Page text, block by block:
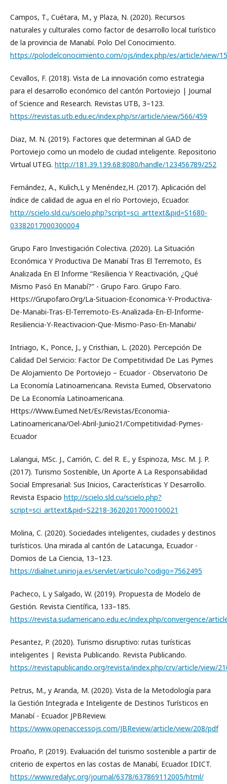
Campos, T., Cuétara, M., y Plaza, N. (2020). Recursos
naturales y culturales como factor de desarrollo local turístico
de la provincia de Manabí. Polo Del Conocimiento.
https://polodelconocimiento.com/ojs/index.php/es/article/view/
Cevallos, F. (2018). Vista de La innovación como estrategia
para el desarrollo económico del cantón Portoviejo | Journal
of Science and Research. Revistas UTB, 3–123.
https://revistas.utb.edu.ec/index.php/sr/article/view/566/459
Diaz, M. N. (2019). Factores que determinan al GAD de
Portoviejo como un modelo de ciudad inteligente. Repositorio
Virtual UTEG. http://181.39.139.68:8080/handle/123456789/252
Fernández, A., Kulich,L y Menéndez,H. (2017). Aplicación del
índice de calidad de agua en el río Portoviejo, Ecuador.
http://scielo.sld.cu/scielo.php?script=sci_arttext&pid=S1680-
03382017000300004
Grupo Faro Investigación Colectiva. (2020). La Situación
Económica Y Productiva De Manabí Tras El Terremoto, Es
Analizada En El Informe “Resiliencia Y Reactivación, ¿Qué
Mismo Pasó En Manabí?” - Grupo Faro. Grupo Faro.
Https://Grupofaro.Org/La-Situacion-Economica-Y-Productiva-
De-Manabi-Tras-El-Terremoto-Es-Analizada-En-El-Informe-
Resiliencia-Y-Reactivacion-Que-Mismo-Paso-En-Manabi/
Intriago, K., Ponce, J., y Cristhian, L. (2020). Percepción De
Calidad Del Servicio: Factor De Competitividad De Las Pymes
De Alojamiento De Portoviejo – Ecuador - Observatorio De
La Economía Latinoamericana. Revista Eumed, Observatorio
De La Economía Latinoamericana.
Https://Www.Eumed.Net/Es/Revistas/Economia-
Latinoamericana/Oel-Abril-Junio21/Competitividad-Pymes-
Ecuador
Lalangui, MSc. J., Carrión, C. del R. E., y Espinoza, Msc. M. J. P.
(2017). Turismo Sostenible, Un Aporte A La Responsabilidad
Social Empresarial: Sus Inicios, Características Y Desarrollo.
Revista Espacio http://scielo.sld.cu/scielo.php?
script=sci_arttext&pid=S2218-36202017000100021
Molina, C. (2020). Sociedades inteligentes, ciudades y destinos
turísticos. Una mirada al cantón de Latacunga, Ecuador -
Domios de La Ciencia, 13–123.
https://dialnet.unirioja.es/servlet/articulo?codigo=7562495
Pacheco, L y Salgado, W. (2019). Propuesta de Modelo de
Gestión. Revista Científica, 133–185.
https://revista.sudamericano.edu.ec/index.php/convergence/
Pesantez, P. (2020). Turismo disruptivo: rutas turísticas
inteligentes | Revista Publicando. Revista Publicando.
https://revistapublicando.org/revista/index.php/crv/article/view/
Petrus, M., y Aranda, M. (2020). Vista de la Metodología para
la Gestión Integrada e Inteligente de Destinos Turísticos en
Manabí - Ecuador. JPBReview.
https://www.openaccessojs.com/JBReview/article/view/208/pdf
Proaño, P. (2019). Evaluación del turismo sostenible a partir de
criterio de expertos en las costas de Manabí, Ecuador. IDICT.
https://www.redalyc.org/journal/6378/637869112005/html/